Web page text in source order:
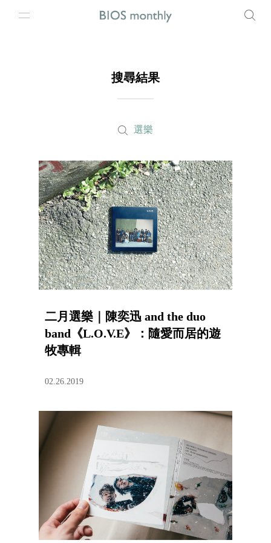
搜尋結果
選樂
二月選樂｜陳奕迅 and the duo
band《L.O.V.E》：隨愛而居的遊
牧專輯
02.26.2019